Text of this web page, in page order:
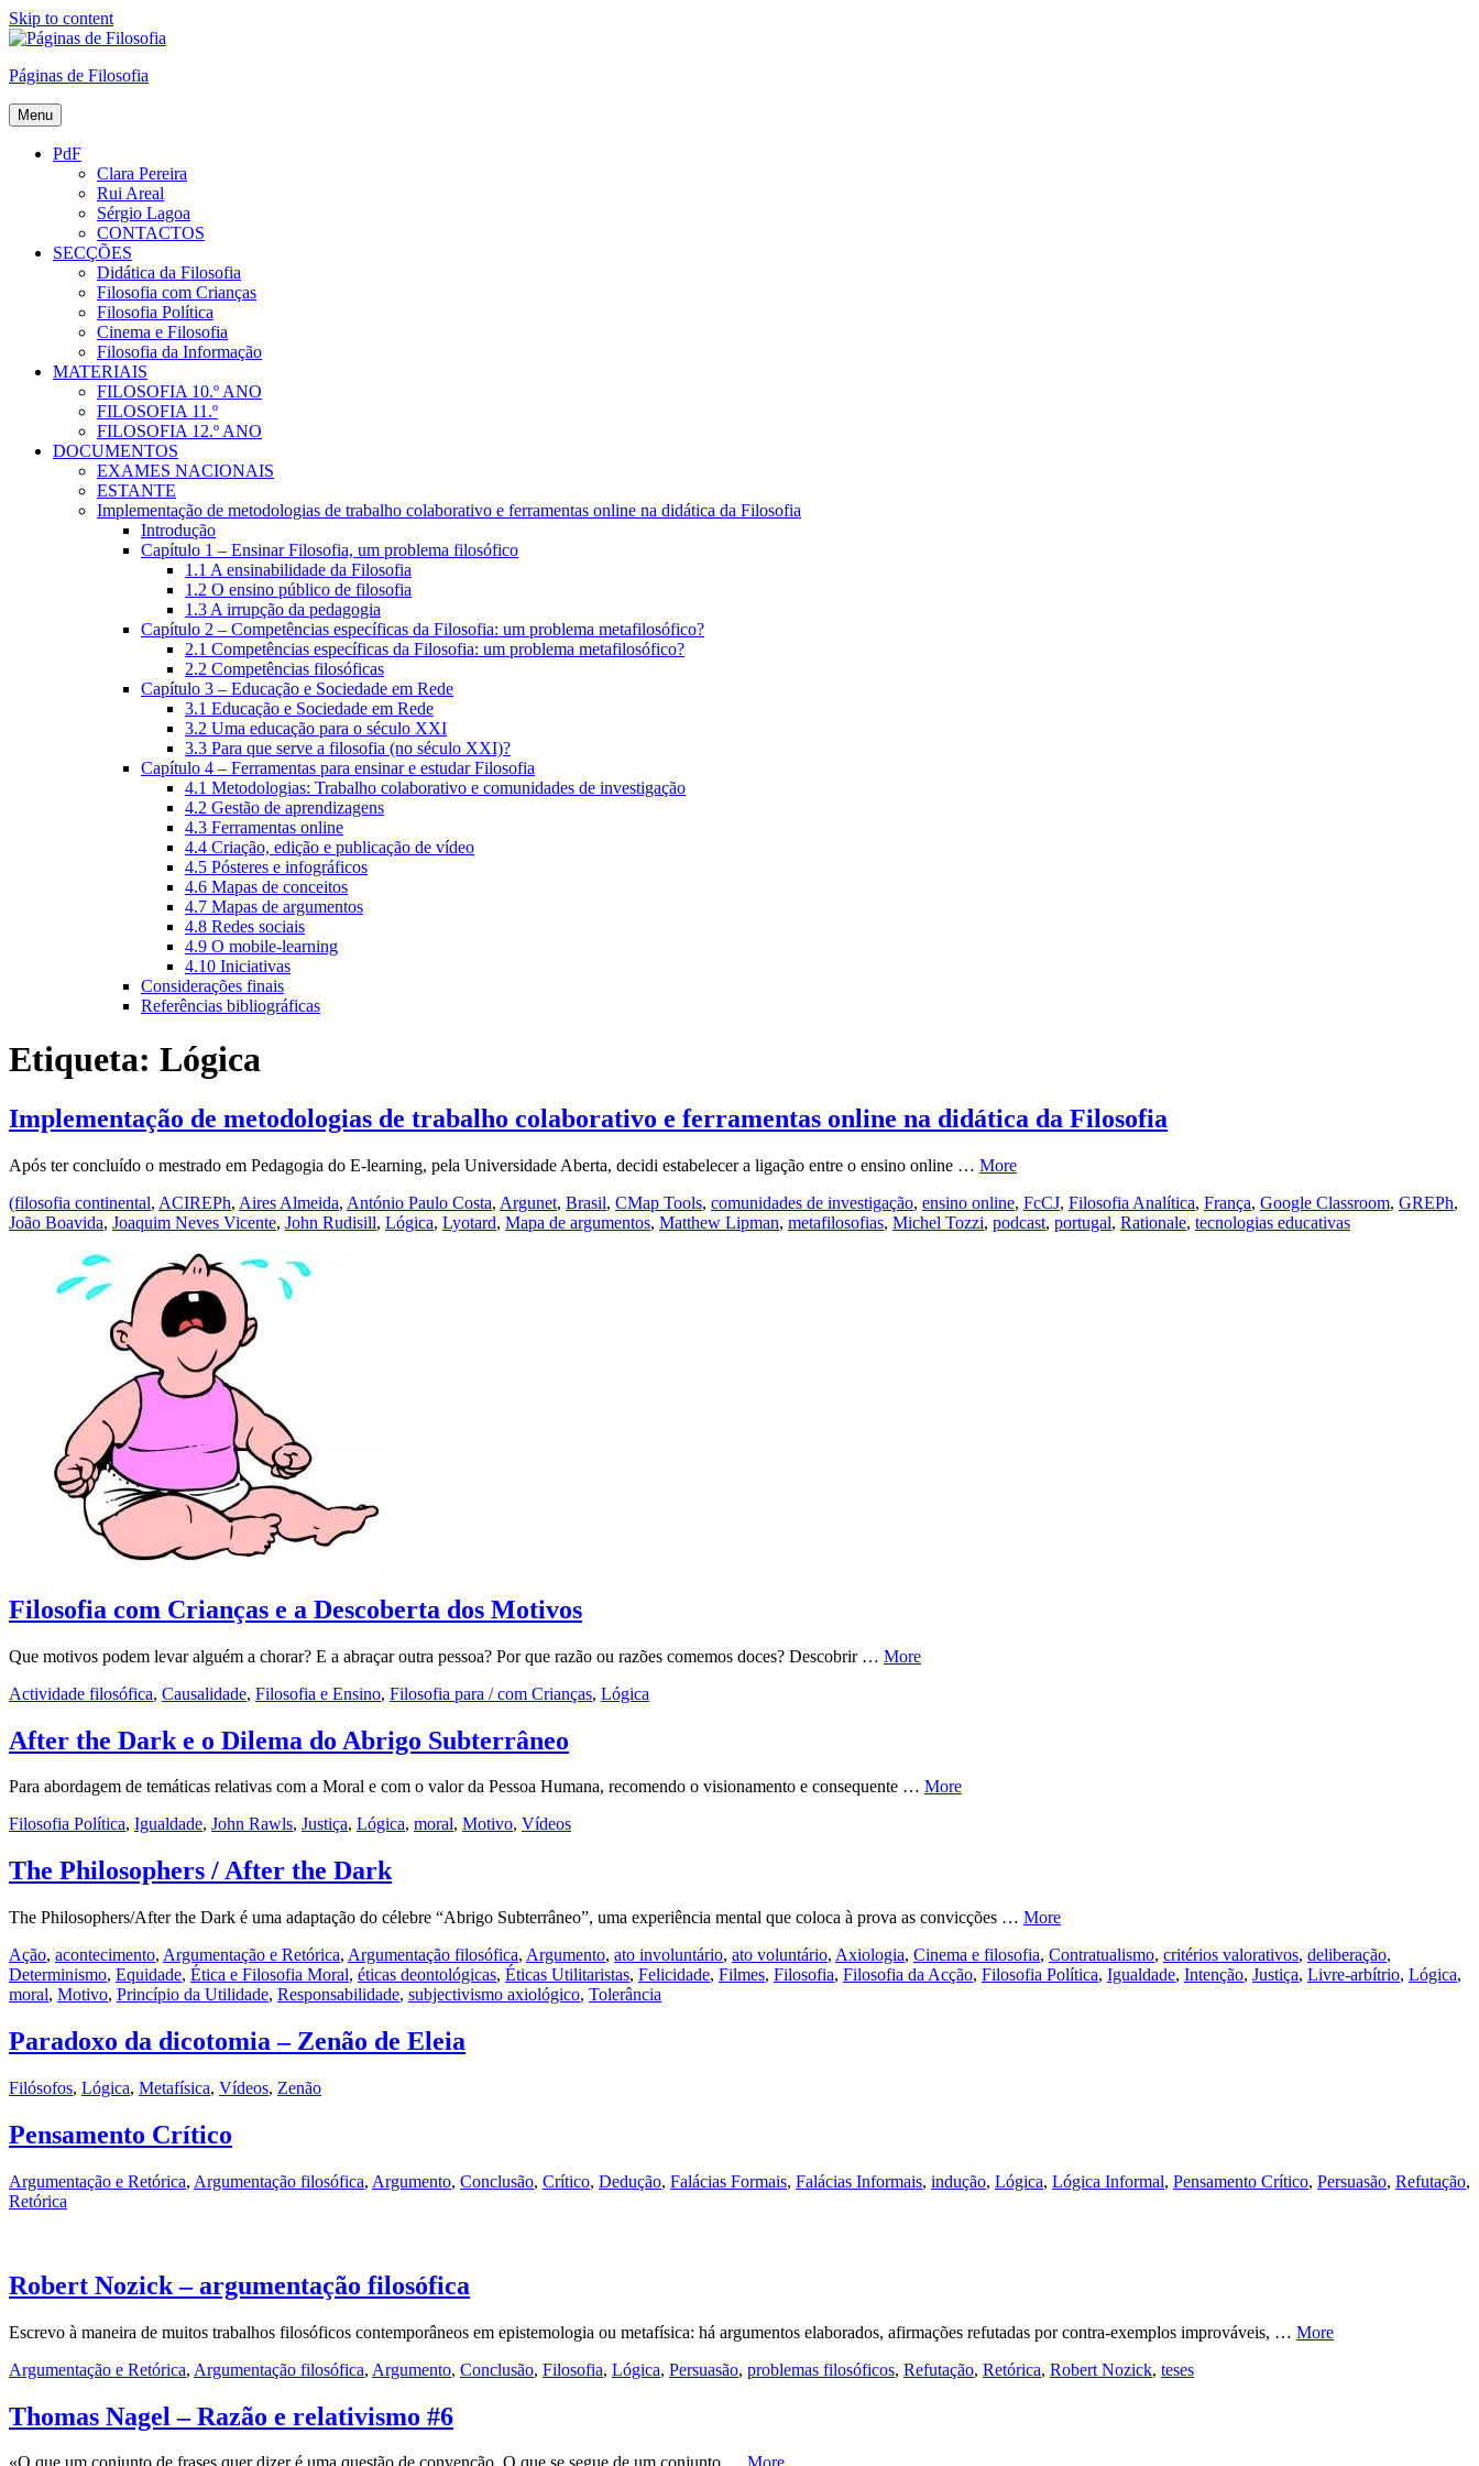
Skip to content
Páginas de Filosofia
Menu
PdF
Clara Pereira
Rui Areal
Sérgio Lagoa
CONTACTOS
SECÇÕES
Didática da Filosofia
Filosofia com Crianças
Filosofia Política
Cinema e Filosofia
Filosofia da Informação
MATERIAIS
FILOSOFIA 10.º ANO
FILOSOFIA 11.º
FILOSOFIA 12.º ANO
DOCUMENTOS
EXAMES NACIONAIS
ESTANTE
Implementação de metodologias de trabalho colaborativo e ferramentas online na didática da Filosofia
Introdução
Capítulo 1 – Ensinar Filosofia, um problema filosófico
1.1 A ensinabilidade da Filosofia
1.2 O ensino público de filosofia
1.3 A irrupção da pedagogia
Capítulo 2 – Competências específicas da Filosofia: um problema metafilosófico?
2.1 Competências específicas da Filosofia: um problema metafilosófico?
2.2 Competências filosóficas
Capítulo 3 – Educação e Sociedade em Rede
3.1 Educação e Sociedade em Rede
3.2 Uma educação para o século XXI
3.3 Para que serve a filosofia (no século XXI)?
Capítulo 4 – Ferramentas para ensinar e estudar Filosofia
4.1 Metodologias: Trabalho colaborativo e comunidades de investigação
4.2 Gestão de aprendizagens
4.3 Ferramentas online
4.4 Criação, edição e publicação de vídeo
4.5 Pósteres e infográficos
4.6 Mapas de conceitos
4.7 Mapas de argumentos
4.8 Redes sociais
4.9 O mobile-learning
4.10 Iniciativas
Considerações finais
Referências bibliográficas
Etiqueta: Lógica
Implementação de metodologias de trabalho colaborativo e ferramentas online na didática da Filosofia
Após ter concluído o mestrado em Pedagogia do E-learning, pela Universidade Aberta, decidi estabelecer a ligação entre o ensino online … More
(filosofia continental, ACIREPh, Aires Almeida, António Paulo Costa, Argunet, Brasil, CMap Tools, comunidades de investigação, ensino online, FcCJ, Filosofia Analítica, França, Google Classroom, GREPh,
João Boavida, Joaquim Neves Vicente, John Rudisill, Lógica, Lyotard, Mapa de argumentos, Matthew Lipman, metafilosofias, Michel Tozzi, podcast, portugal, Rationale, tecnologias educativas
Filosofia com Crianças e a Descoberta dos Motivos
Que motivos podem levar alguém a chorar? E a abraçar outra pessoa? Por que razão ou razões comemos doces? Descobrir … More
Actividade filosófica, Causalidade, Filosofia e Ensino, Filosofia para / com Crianças, Lógica
After the Dark e o Dilema do Abrigo Subterrâneo
Para abordagem de temáticas relativas com a Moral e com o valor da Pessoa Humana, recomendo o visionamento e consequente … More
Filosofia Política, Igualdade, John Rawls, Justiça, Lógica, moral, Motivo, Vídeos
The Philosophers / After the Dark
The Philosophers/After the Dark é uma adaptação do célebre “Abrigo Subterrâneo”, uma experiência mental que coloca à prova as convicções … More
Ação, acontecimento, Argumentação e Retórica, Argumentação filosófica, Argumento, ato involuntário, ato voluntário, Axiologia, Cinema e filosofia, Contratualismo, critérios valorativos, deliberação,
Determinismo, Equidade, Ética e Filosofia Moral, éticas deontológicas, Éticas Utilitaristas, Felicidade, Filmes, Filosofia, Filosofia da Acção, Filosofia Política, Igualdade, Intenção, Justiça, Livre-arbítrio, Lógica,
moral, Motivo, Princípio da Utilidade, Responsabilidade, subjectivismo axiológico, Tolerância
Paradoxo da dicotomia – Zenão de Eleia
Filósofos, Lógica, Metafísica, Vídeos, Zenão
Pensamento Crítico
Argumentação e Retórica, Argumentação filosófica, Argumento, Conclusão, Crítico, Dedução, Falácias Formais, Falácias Informais, indução, Lógica, Lógica Informal, Pensamento Crítico, Persuasão, Refutação,
Retórica
Robert Nozick – argumentação filosófica
Escrevo à maneira de muitos trabalhos filosóficos contemporâneos em epistemologia ou metafísica: há argumentos elaborados, afirmações refutadas por contra-exemplos improváveis, … More
Argumentação e Retórica, Argumentação filosófica, Argumento, Conclusão, Filosofia, Lógica, Persuasão, problemas filosóficos, Refutação, Retórica, Robert Nozick, teses
Thomas Nagel – Razão e relativismo #6